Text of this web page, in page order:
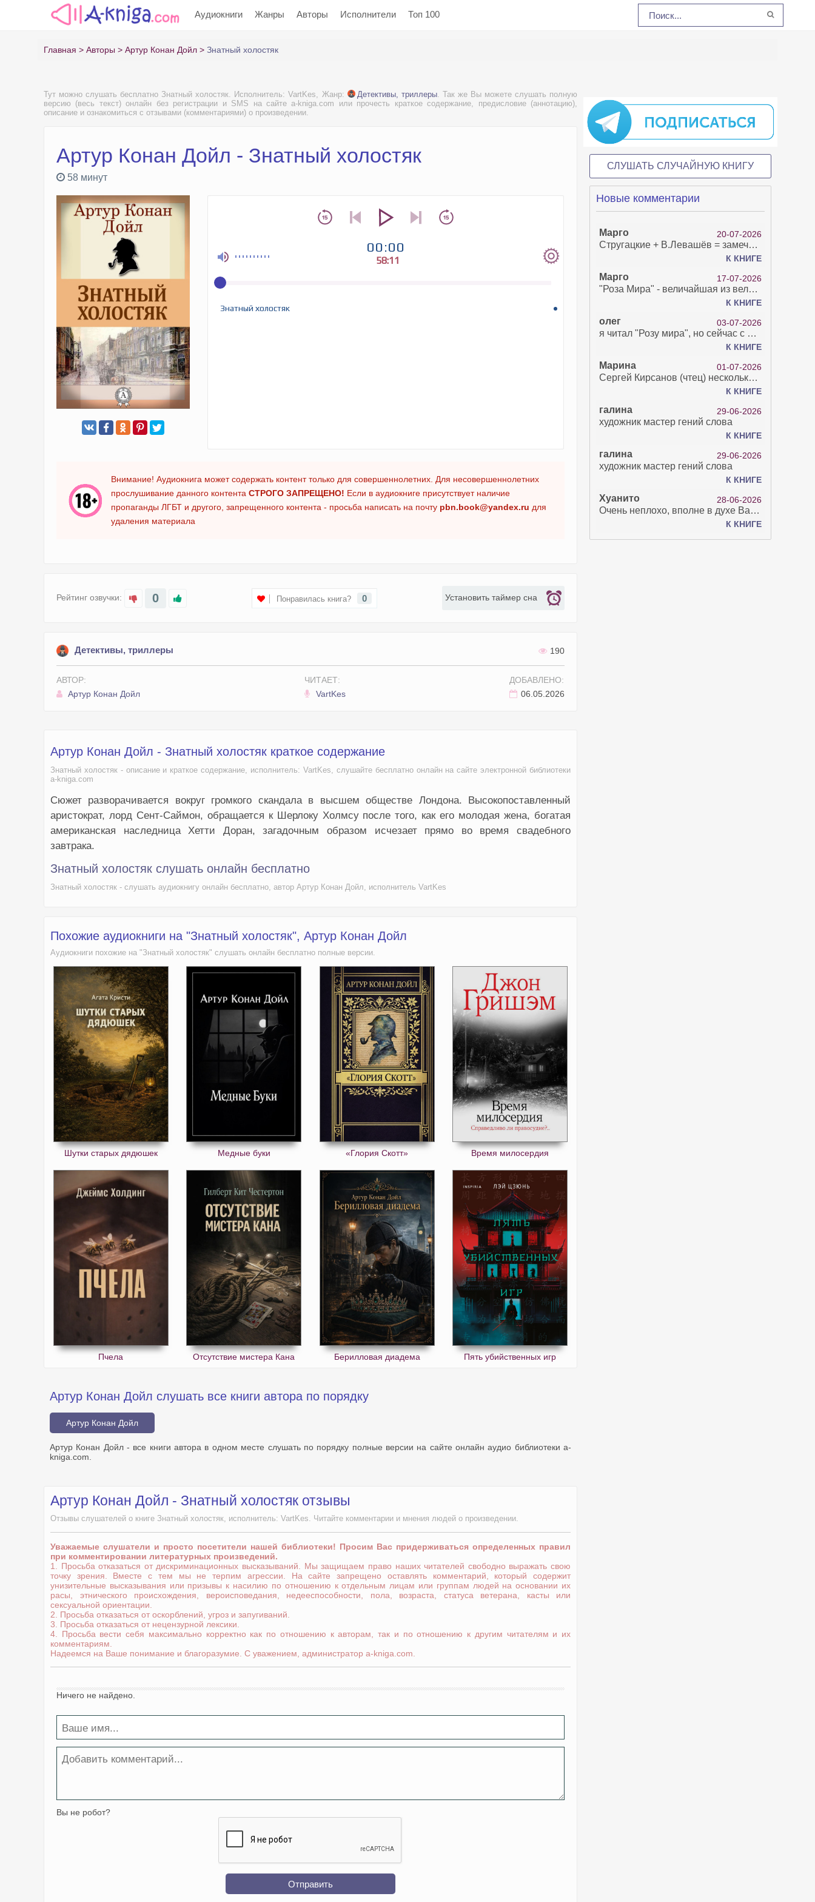
Аудиокниги Жанры Авторы Исполнители Топ 100
Главная Авторы Артур Конан Дойл Знатный холостяк
Тут можно слушать бесплатно Знатный холостяк. Исполнитель: VartKes, Жанр: Детективы, триллеры. Так же Вы можете слушать полную
версию (весь текст) онлайн без регистрации и SMS на сайте a-kniga.com или прочесть краткое содержание, предисловие (аннотацию),
описание и ознакомиться с отзывами (комментариями) о произведении.
Артур Конан Дойл - Знатный холостяк
58 минут
00:00
58:11
Знатный холостяк
Внимание! Аудиокнига может содержать контент только для совершеннолетних. Для несовершеннолетних
прослушивание данного контента СТРОГО ЗАПРЕЩЕНО! Если в аудиокниге присутствует наличие
пропаганды ЛГБТ и другого, запрещенного контента - просьба написать на почту pbn.book@yandex.ru для
удаления материала
Рейтинг озвучки: 0 Понравилась книга? 0 Установить таймер сна
Детективы, триллеры 190
АВТОР:
Артур Конан Дойл
ЧИТАЕТ:
VartKes
ДОБАВЛЕНО:
06.05.2026
Артур Конан Дойл - Знатный холостяк краткое содержание
Знатный холостяк - описание и краткое содержание, исполнитель: VartKes, слушайте бесплатно онлайн на сайте электронной библиотеки
a-kniga.com
Сюжет разворачивается вокруг громкого скандала в высшем обществе Лондона. Высокопоставленный
аристократ, лорд Сент-Саймон, обращается к Шерлоку Холмсу после того, как его молодая жена, богатая
американская наследница Хетти Доран, загадочным образом исчезает прямо во время свадебного
завтрака.
Знатный холостяк слушать онлайн бесплатно
Знатный холостяк - слушать аудиокнигу онлайн бесплатно, автор Артур Конан Дойл, исполнитель VartKes
Похожие аудиокниги на "Знатный холостяк", Артур Конан Дойл
Аудиокниги похожие на "Знатный холостяк" слушать онлайн бесплатно полные версии.
Шутки старых дядюшек Медные буки «Глория Скотт» Время милосердия
Пчела Отсутствие мистера Кана Берилловая диадема Пять убийственных игр
Артур Конан Дойл слушать все книги автора по порядку
Артур Конан Дойл
Артур Конан Дойл - все книги автора в одном месте слушать по порядку полные версии на сайте онлайн аудио библиотеки a-
kniga.com.
Артур Конан Дойл - Знатный холостяк отзывы
Отзывы слушателей о книге Знатный холостяк, исполнитель: VartKes. Читайте комментарии и мнения людей о произведении.
Уважаемые слушатели и просто посетители нашей библиотеки! Просим Вас придерживаться определенных правил
при комментировании литературных произведений.
1. Просьба отказаться от дискриминационных высказываний. Мы защищаем право наших читателей свободно выражать свою
точку зрения. Вместе с тем мы не терпим агрессии. На сайте запрещено оставлять комментарий, который содержит
унизительные высказывания или призывы к насилию по отношению к отдельным лицам или группам людей на основании их
расы, этнического происхождения, вероисповедания, недееспособности, пола, возраста, статуса ветерана, касты или
сексуальной ориентации.
2. Просьба отказаться от оскорблений, угроз и запугиваний.
3. Просьба отказаться от нецензурной лексики.
4. Просьба вести себя максимально корректно как по отношению к авторам, так и по отношению к другим читателям и их
комментариям.
Надеемся на Ваше понимание и благоразумие. С уважением, администратор a-kniga.com.
Ничего не найдено.
Вы не робот?
Отправить
СЛУШАТЬ СЛУЧАЙНУЮ КНИГУ
Новые комментарии
Марго 20-07-2026
Стругацкие + В.Левашёв = замечательно!
К КНИГЕ
Марго 17-07-2026
"Роза Мира" - величайшая из великих Книг - она отвечает на все вопросы, прочитать её нелегко...
К КНИГЕ
олег 03-07-2026
я читал "Розу мира", но сейчас с возрастом зрение рухнуло. Но хочется ещё почитать. Просто захватывает. Хорошо, что есть А КНИГА. Спасибо за вашу работу.
К КНИГЕ
Марина 01-07-2026
Сергей Кирсанов (чтец) несколько раз рыгнул в микрофон. В наушниках это было хорошо слышно и сильно неприятно. Я понимаю, что это бесплатная аудиокнига, но не до такой же степени наплевать на слушателя..
К КНИГЕ
галина 29-06-2026
художник мастер гений слова
К КНИГЕ
галина 29-06-2026
художник мастер гений слова
К КНИГЕ
Хуанито 28-06-2026
Очень неплохо, вполне в духе Варго!)
К КНИГЕ